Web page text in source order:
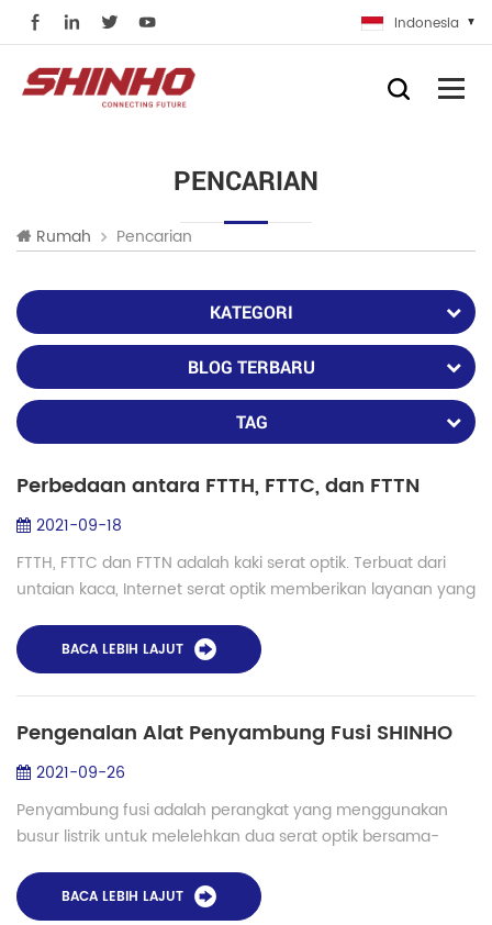
Indonesia
PENCARIAN
Rumah Pencarian
KATEGORI
BLOG TERBARU
TAG
Perbedaan antara FTTH, FTTC, dan FTTN
2021-09-18
FTTH, FTTC dan FTTN adalah kaki serat optik. Terbuat dari
untaian kaca, Internet serat optik memberikan layanan yang
lalu lintas sinyal dibanding...
BACA LEBIH LAJUT
Pengenalan Alat Penyambung Fusi SHINHO
2021-09-26
Penyambung fusi adalah perangkat yang menggunakan
busur listrik untuk melelehkan dua serat optik bersama-
panjang. Sambungan yang dihasilkan, atau sa...
BACA LEBIH LAJUT